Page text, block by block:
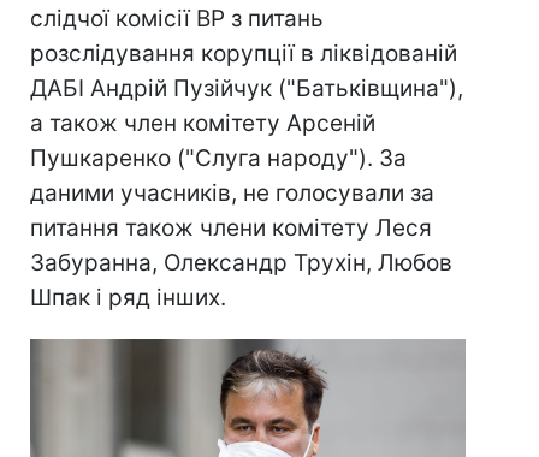
слідчої комісії ВР з питань
розслідування корупції в ліквідованій
ДАБІ Андрій Пузійчук ("Батьківщина"),
а також член комітету Арсеній
Пушкаренко ("Слуга народу"). За
даними учасників, не голосували за
питання також члени комітету Леся
Забуранна, Олександр Трухін, Любов
Шпак і ряд інших.